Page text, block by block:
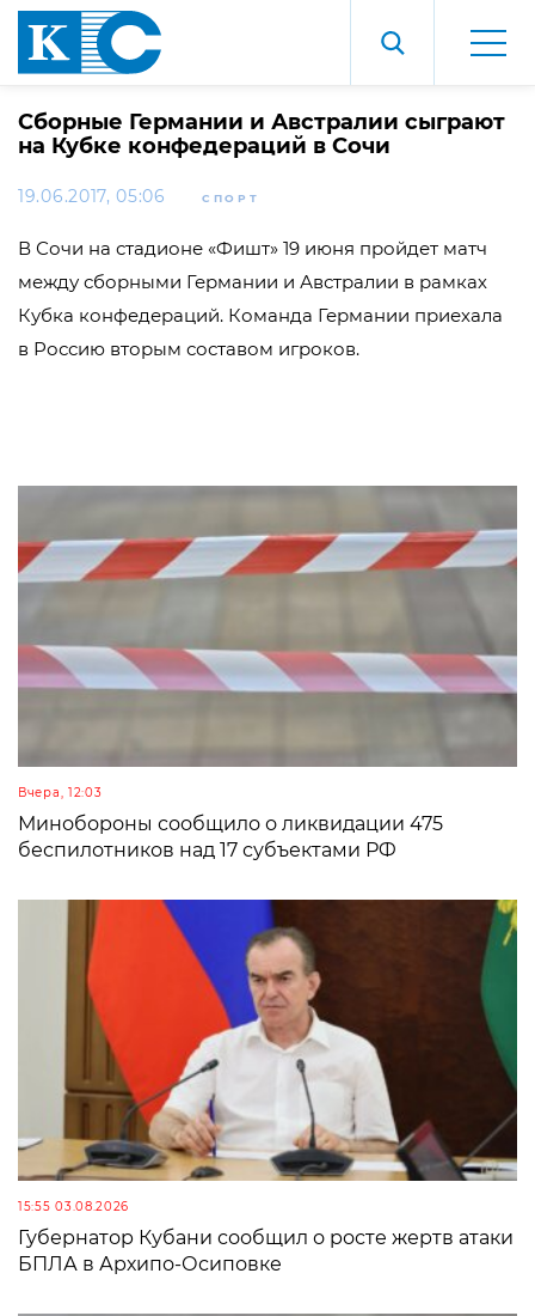
Сборные Германии и Австралии сыграют
на Кубке конфедераций в Сочи
19.06.2017, 05:06 СПОРТ
В Сочи на стадионе «Фишт» 19 июня пройдет матч
между сборными Германии и Австралии в рамках
Кубка конфедераций. Команда Германии приехала
в Россию вторым составом игроков.
Вчера, 12:03
Минобороны сообщило о ликвидации 475
беспилотников над 17 субъектами РФ
15:55 03.08.2026
Губернатор Кубани сообщил о росте жертв атаки
БПЛА в Архипо-Осиповке